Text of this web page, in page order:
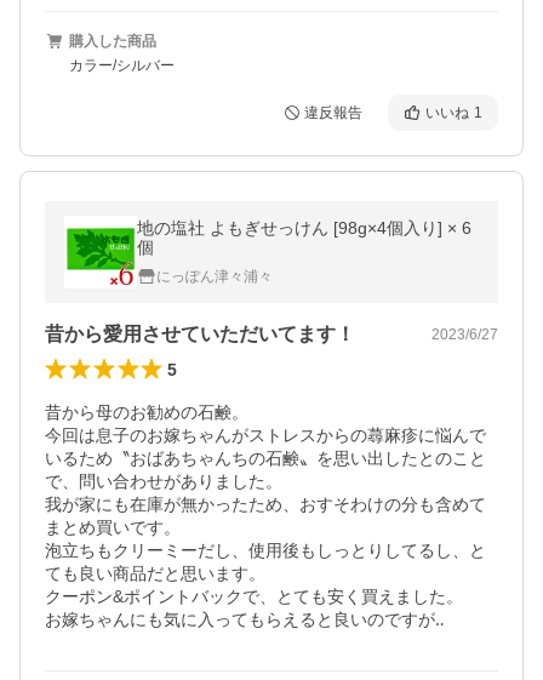
購入した商品
カラー/シルバー
違反報告 いいね 1
地の塩社 よもぎせっけん [98g×4個入り] × 6
個
にっぽん津々浦々
昔から愛用させていただいてます！ 2023/6/27
5
昔から母のお勧めの石鹸。
今回は息子のお嫁ちゃんがストレスからの蕁麻疹に悩んで
いるため〝おばあちゃんちの石鹸〟を思い出したとのこと
で、問い合わせがありました。
我が家にも在庫が無かったため、おすそわけの分も含めて
まとめ買いです。
泡立ちもクリーミーだし、使用後もしっとりしてるし、と
ても良い商品だと思います。
クーポン&ポイントバックで、とても安く買えました。
お嫁ちゃんにも気に入ってもらえると良いのですが‥